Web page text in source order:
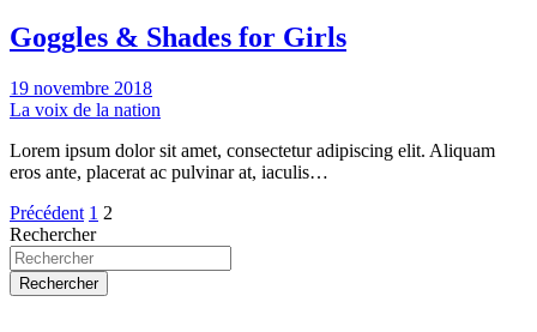
Goggles & Shades for Girls
19 novembre 2018
La voix de la nation
Lorem ipsum dolor sit amet, consectetur adipiscing elit. Aliquam
eros ante, placerat ac pulvinar at, iaculis…
Pagination
des
publications
Précédent 1 2
Rechercher
Rechercher